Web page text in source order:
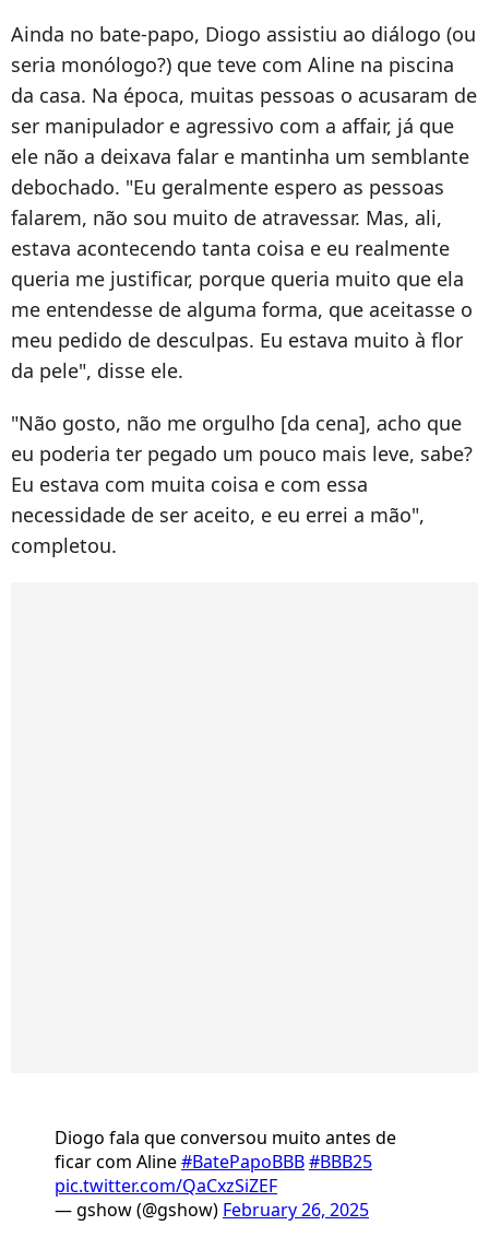
Ainda no bate-papo, Diogo assistiu ao diálogo (ou
seria monólogo?) que teve com Aline na piscina
da casa. Na época, muitas pessoas o acusaram de
ser manipulador e agressivo com a affair, já que
ele não a deixava falar e mantinha um semblante
debochado. "Eu geralmente espero as pessoas
falarem, não sou muito de atravessar. Mas, ali,
estava acontecendo tanta coisa e eu realmente
queria me justificar, porque queria muito que ela
me entendesse de alguma forma, que aceitasse o
meu pedido de desculpas. Eu estava muito à flor
da pele", disse ele.
"Não gosto, não me orgulho [da cena], acho que
eu poderia ter pegado um pouco mais leve, sabe?
Eu estava com muita coisa e com essa
necessidade de ser aceito, e eu errei a mão",
completou.
Diogo fala que conversou muito antes de
ficar com Aline#BatePapoBBB#BBB25
pic.twitter.com/QaCxzSiZEF
— gshow (@gshow) February 26, 2025